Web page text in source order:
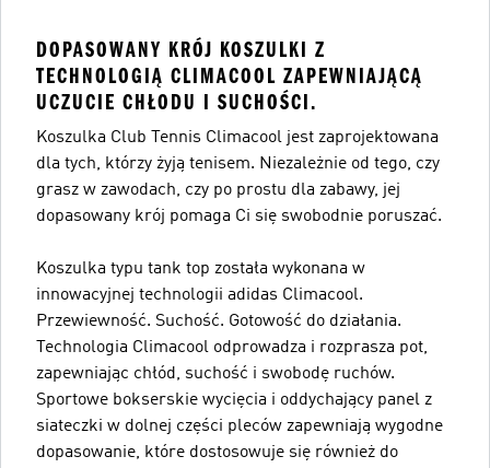
DOPASOWANY KRÓJ KOSZULKI Z
TECHNOLOGIĄ CLIMACOOL ZAPEWNIAJĄCĄ
UCZUCIE CHŁODU I SUCHOŚCI.
Koszulka Club Tennis Climacool jest zaprojektowana
dla tych, którzy żyją tenisem. Niezależnie od tego, czy
grasz w zawodach, czy po prostu dla zabawy, jej
dopasowany krój pomaga Ci się swobodnie poruszać.
Koszulka typu tank top została wykonana w
innowacyjnej technologii adidas Climacool.
Przewiewność. Suchość. Gotowość do działania.
Technologia Climacool odprowadza i rozprasza pot,
zapewniając chłód, suchość i swobodę ruchów.
Sportowe bokserskie wycięcia i oddychający panel z
siateczki w dolnej części pleców zapewniają wygodne
dopasowanie, które dostosowuje się również do